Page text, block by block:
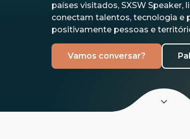
países visitados, SXSW Speaker,
conectam talentos, tecnologia e
positivamente pessoas e
Vamos conversar?